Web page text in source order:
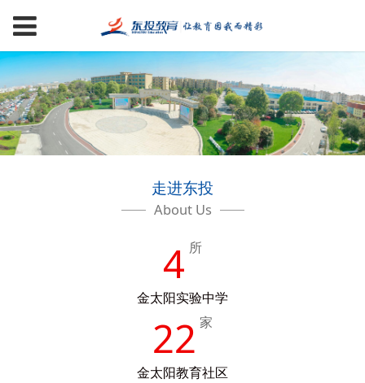
走进东投
About Us
4 所
金太阳实验中学
22 家
金太阳教育社区